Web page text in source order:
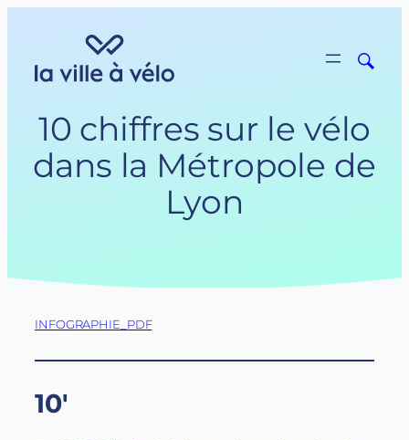
10 chiffres sur le vélo
dans la Métropole de
Lyon
INFOGRAPHIE_PDF
10′